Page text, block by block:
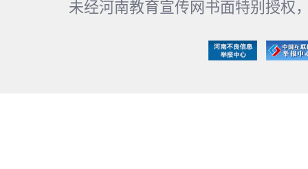
未经河南教育宣传网书面特别授权